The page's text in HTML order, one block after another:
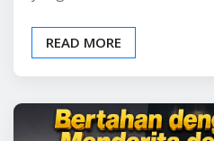
Beberapa waktu lalu saya
analogi sederhana
menurut saya layak
yang…
READ MORE